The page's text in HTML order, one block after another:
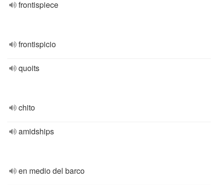
frontispiece
frontispicio
quoits
chito
amidships
en medio del barco